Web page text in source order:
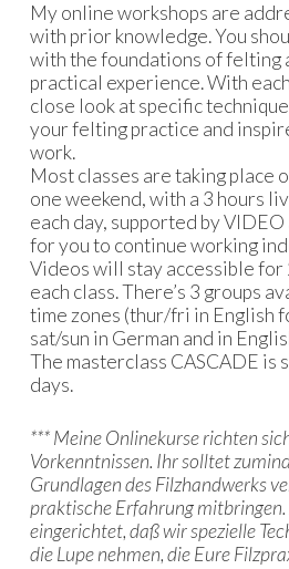
My online workshops are
with prior knowledge. You
with the foundations of felting
practical experience. With
close look at specific
your felting practice and
work.
Most classes are taking place
one weekend, with a 3 hours
each day, supported by
for you to continue working
Videos will stay accessible for
each class. There’s 3 groups
time zones (thur/fri in English
sat/sun in German and in
The masterclass CASCADE is
days.
*** Meine Onlinekurse richten
Vorkenntnissen. Ihr solltet
Grundlagen des Filzhandwerks
praktische Erfahrung mitbringen.
eingerichtet, daß wir spezielle
die Lupe nehmen, die Eure